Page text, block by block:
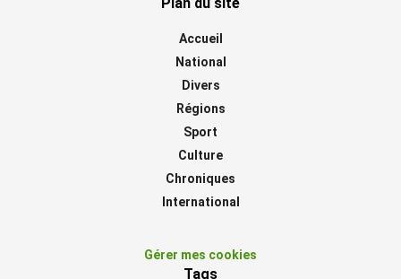
Accueil
National
Divers
Régions
Sport
Culture
Chroniques
International
Gérer mes cookies
Tags